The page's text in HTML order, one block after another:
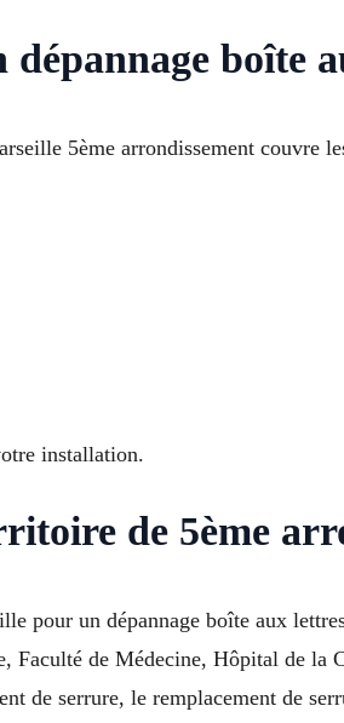
dépannage boîte
5ème arrondissement couvre
installation.
de 5ème
pour un dépannage boîte aux
Faculté de Médecine, Hôpital de la
de serrure, le remplacement de